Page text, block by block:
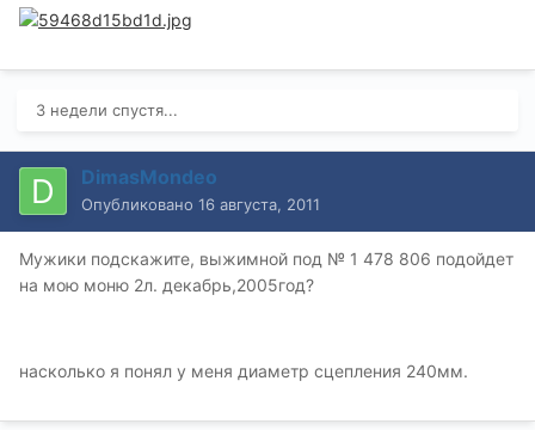
3 недели спустя...
DimasMondeo
Опубликовано 16 августа, 2011
Мужики подскажите, выжимной под № 1 478 806 подойдет
на мою моню 2л. декабрь,2005год?
насколько я понял у меня диаметр сцепления 240мм.